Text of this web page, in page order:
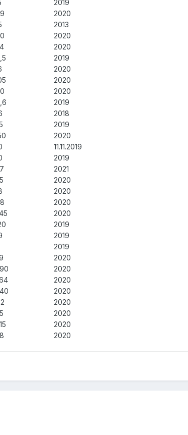
2019
2020
2013
2020
2020
2019
2020
2020
2020
2019
2018
2019
2020
11.11.2019
2019
2021
2020
2020
2020
2020
2019
2019
2019
2020
2020
2020
2020
2020
2020
2020
2020